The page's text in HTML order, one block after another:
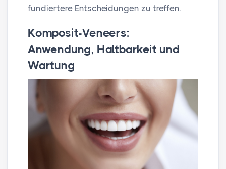
fundiertere Entscheidungen zu treffen.
Komposit-Veneers:
Anwendung, Haltbarkeit und
Wartung